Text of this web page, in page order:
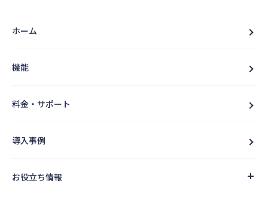
ホーム
機能
料金・サポート
導入事例
お役立ち情報